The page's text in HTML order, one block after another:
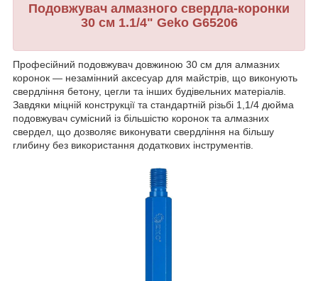
Подовжувач алмазного свердла-коронки
30 см 1.1/4" Geko G65206
Професійний подовжувач довжиною 30 см для алмазних
коронок — незамінний аксесуар для майстрів, що виконують
свердління бетону, цегли та інших будівельних матеріалів.
Завдяки міцній конструкції та стандартній різьбі 1,1/4 дюйма
подовжувач сумісний із більшістю коронок та алмазних
свердел, що дозволяє виконувати свердління на більшу
глибину без використання додаткових інструментів.